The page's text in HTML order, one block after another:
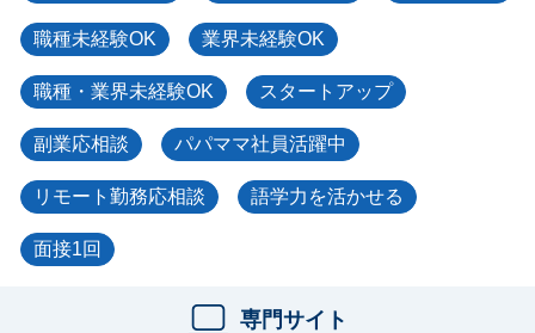
職種未経験OK 業界未経験OK
職種・業界未経験OK スタートアップ
副業応相談 パパママ社員活躍中
リモート勤務応相談 語学力を活かせる
面接1回
専門サイト